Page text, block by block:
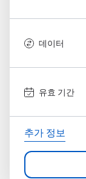
데이터
유효 기간
추가 정보